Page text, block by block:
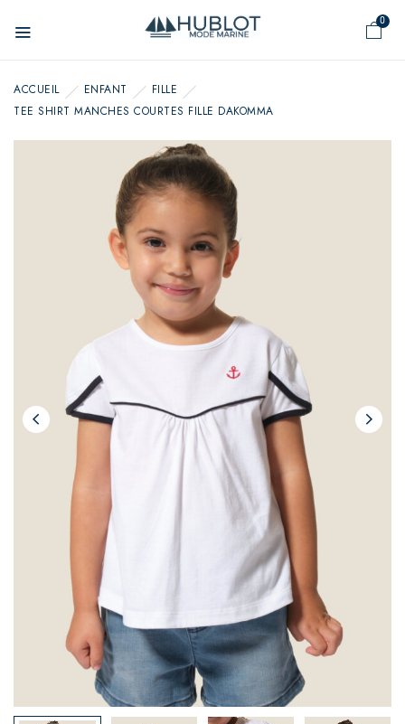
0
ACCUEIL ENFANT
FILLE
TEE SHIRT MANCHES COURTES FILLE DAKOMMA
Panneau de gestion des cookies